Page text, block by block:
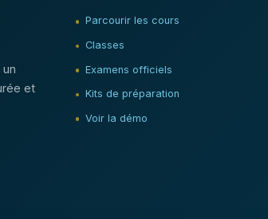
et
Parcourir les cours
Classes
Examens officiels
Kits de préparation
Voir la démo